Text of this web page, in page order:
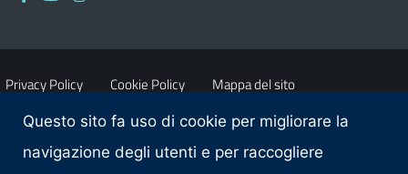
Privacy Policy Cookie Policy Mappa del sito
Accessibilità Dichiarazione di accessibilità
Questo sito fa uso di cookie per migliorare la
navigazione degli utenti e per raccogliere